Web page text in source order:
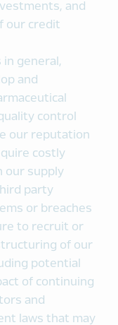
and
our credit
in general,
and
control
our reputation
costly
our supply
party
or breaches
to recruit or
of our
potential
of continuing
and
laws that may